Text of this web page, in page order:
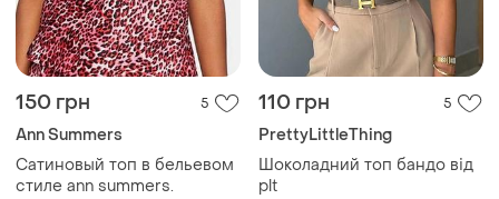
150 грн 5
Ann Summers
Сатиновый топ в бельевом
стиле ann summers.
110 грн 5
PrettyLittleThing
Шоколадний топ бандо від
plt